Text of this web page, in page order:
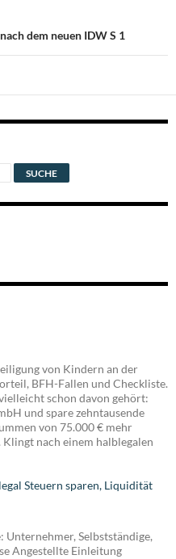
dem neuen IDW S 1
von Kindern an der
BFH-Fallen und Checkliste.
schon davon gehört:
und spare zehntausende
von 75.000 € mehr
nach einem halblegalen
Steuern sparen, Liquidität
Selbstständige,
Angestellte Einleitung